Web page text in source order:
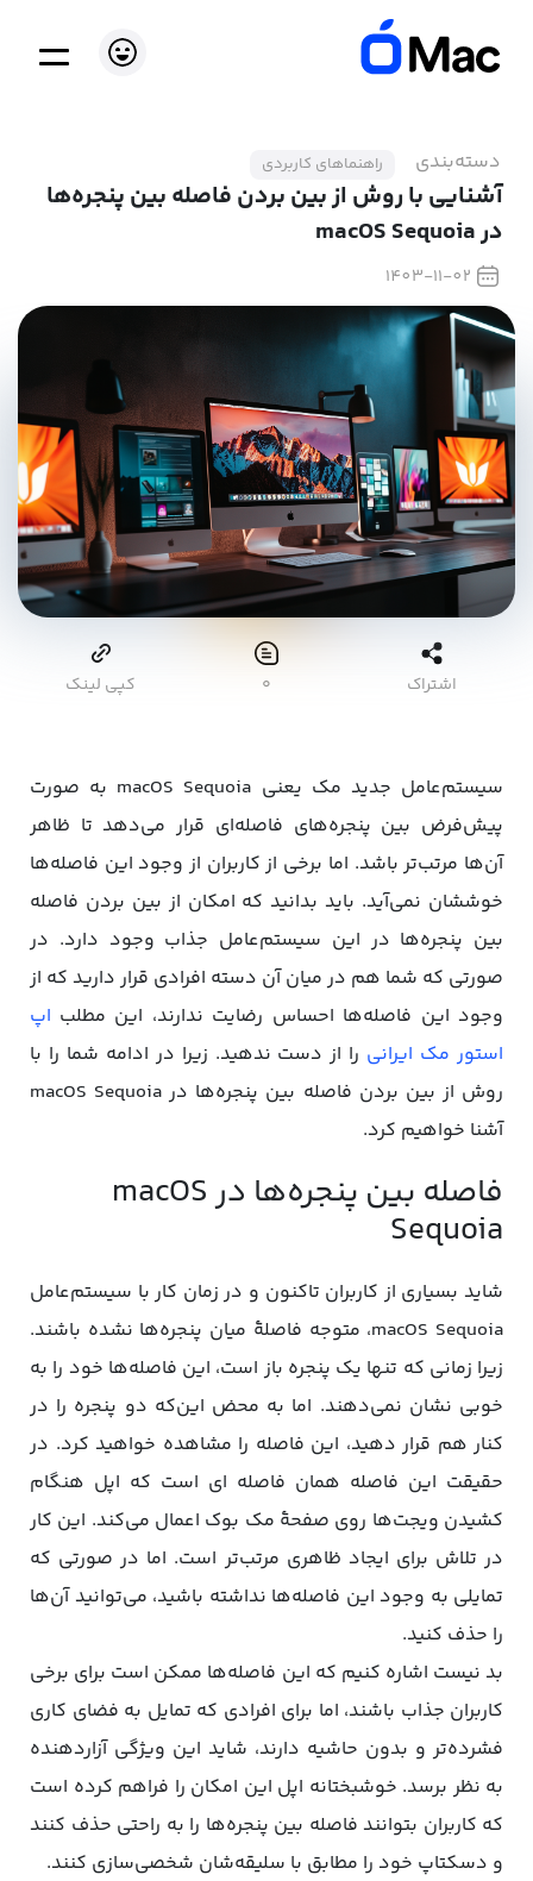
دسته‌بندی راهنماهای کاربردی
آشنایی با روش از بین بردن فاصله بین پنجره‌ها
در macOS Sequoia
1403-11-02
اشتراک ۰ کپی لینک
سیستم‌عامل جدید مک یعنی macOS Sequoia به صورت
پیش‌فرض بین پنجره‌های فاصله‌ای قرار می‌دهد تا ظاهر
آن‌ها مرتب‌تر باشد. اما برخی از کاربران از وجود این فاصله‌ها
خوششان نمی‌آید. باید بدانید که امکان از بین بردن فاصله
بین پنجره‌ها در این سیستم‌عامل جذاب وجود دارد. در
صورتی که شما هم در میان آن دسته افرادی قرار دارید که از
وجود این فاصله‌ها احساس رضایت ندارند، این مطلب اپ
استور مک ایرانی را از دست ندهید. زیرا در ادامه شما را با
روش از بین بردن فاصله بین پنجره‌ها در macOS Sequoia
آشنا خواهیم کرد.
فاصله بین پنجره‌ها در macOS
Sequoia
شاید بسیاری از کاربران تاکنون و در زمان کار با سیستم‌عامل
macOS Sequoia، متوجه فاصلۀ میان پنجره‌ها نشده باشند.
زیرا زمانی که تنها یک پنجره باز است، این فاصله‌ها خود را به
خوبی نشان نمی‌دهند. اما به محض این‌که دو پنجره را در
کنار هم قرار دهید، این فاصله را مشاهده خواهید کرد. در
حقیقت این فاصله همان فاصله ای است که اپل هنگام
کشیدن ویجت‌ها روی صفحۀ مک بوک اعمال می‌کند. این کار
در تلاش برای ایجاد ظاهری مرتب‌تر است. اما در صورتی که
تمایلی به وجود این فاصله‌ها نداشته باشید، می‌توانید آن‌ها
را حذف کنید.
بد نیست اشاره کنیم که این فاصله‌ها ممکن است برای برخی
کاربران جذاب باشند، اما برای افرادی که تمایل به فضای کاری
فشرده‌تر و بدون حاشیه دارند، شاید این ویژگی آزاردهنده
به نظر برسد. خوشبختانه اپل این امکان را فراهم کرده است
که کاربران بتوانند فاصله بین پنجره‌ها را به راحتی حذف کنند
و دسکتاپ خود را مطابق با سلیقه‌شان شخصی‌سازی کنند.